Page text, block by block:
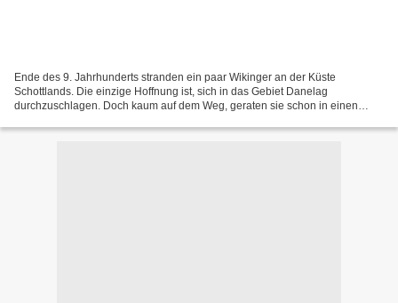
Ende des 9. Jahrhunderts stranden ein paar Wikinger an der Küste
Schottlands. Die einzige Hoffnung ist, sich in das Gebiet Danelag
durchzuschlagen. Doch kaum auf dem Weg, geraten sie schon in einen